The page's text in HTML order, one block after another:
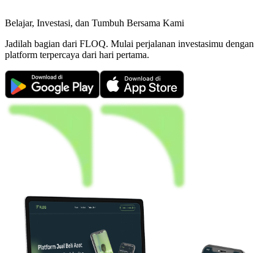
Belajar, Investasi, dan Tumbuh Bersama Kami
Jadilah bagian dari FLOQ. Mulai perjalanan investasimu dengan
platform terpercaya dari hari pertama.